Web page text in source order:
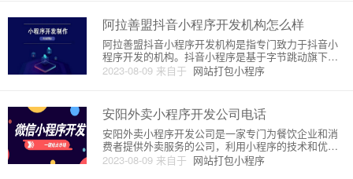
等优点。阿里云小程序，基于
阿拉善盟抖音小程序开发机构怎么样
2023-08-09 来自于 网站打包小程序
阿拉善盟抖音小程序开发机构是指专门致力于抖音小
程序开发的机构。抖音小程序是基于字节跳动旗下的
抖音短视频平台推出的一种开发模式，其具有使用门
槛低、推广效果好等特点，受到了越来越多的开发者
构做一介绍。一、阿拉善盟抖
安阳外卖小程序开发公司电话
2023-08-09 来自于 网站打包小程序
安阳外卖小程序开发公司是一家专门为餐饮企业和消
费者提供外卖服务的公司，利用小程序的技术和优
势，为用户提供安全、快捷、便捷的外卖服务。本文
将从原理、详细介绍等方面进行分析。一、小程序开